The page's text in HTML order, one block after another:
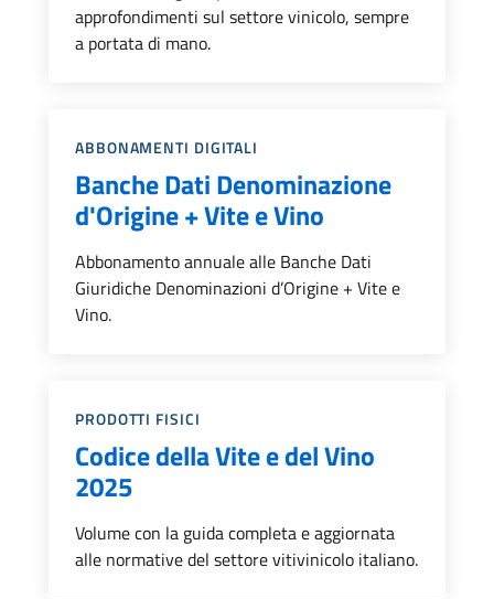
approfondimenti sul settore vinicolo, sempre
a portata di mano.
Categoria::
ABBONAMENTI DIGITALI
Banche Dati Denominazione
d'Origine + Vite e Vino
Abbonamento annuale alle Banche Dati
Giuridiche Denominazioni d’Origine + Vite e
Vino.
Categoria::
PRODOTTI FISICI
Codice della Vite e del Vino
2025
Volume con la guida completa e aggiornata
alle normative del settore vitivinicolo italiano.